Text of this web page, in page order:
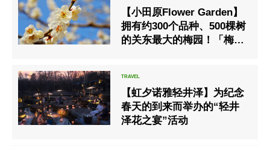
【小田原Flower Garden】
拥有约300个品种、500棵树
的关东最大的梅园！「梅花
【虹夕诺雅轻井泽】为纪念
春天的到来而举办的“轻井
泽花之宴”活动